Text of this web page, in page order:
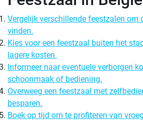
Vergelijk verschillende feestzalen om
vinden.
Kies voor een feestzaal buiten het
lagere kosten.
Informeer naar eventuele verborgen
schoonmaak of bediening.
Overweeg een feestzaal met
besparen.
Boek op tijd om te profiteren van